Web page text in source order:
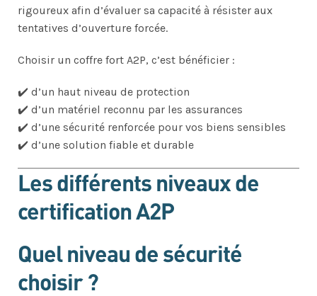
rigoureux afin d’évaluer sa capacité à résister aux
tentatives d’ouverture forcée.
Choisir un coffre fort A2P, c’est bénéficier :
✔️ d’un haut niveau de protection
✔️ d’un matériel reconnu par les assurances
✔️ d’une sécurité renforcée pour vos biens sensibles
✔️ d’une solution fiable et durable
Les différents niveaux de
certification A2P
Quel niveau de sécurité
choisir ?